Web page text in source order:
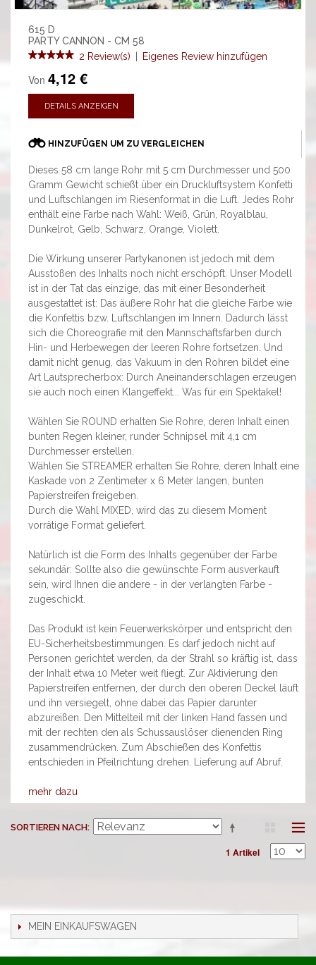
615 D
PARTY CANNON - CM 58
2 Review(s)
Eigenes Review hinzufügen
Von 4,12 €
DETAILS ANZEIGEN
HINZUFÜGEN UM ZU VERGLEICHEN
Dieses 58 cm lange Rohr mit 5 cm Durchmesser und 500
Gramm Gewicht schießt über ein Druckluftsystem Konfetti
und Luftschlangen im Riesenformat in die Luft. Jedes Rohr
enthält eine Farbe nach Wahl: Weiß, Grün, Royalblau,
Dunkelrot, Gelb, Schwarz, Orange, Violett.
Die Wirkung unserer Partykanonen ist jedoch mit dem
Ausstoßen des Inhalts noch nicht erschöpft. Unser Modell
ist in der Tat das einzige, das mit einer Besonderheit
ausgestattet ist: Das äußere Rohr hat die gleiche Farbe wie
die Konfettis bzw. Luftschlangen im Innern. Dadurch lässt
sich die Choreografie mit den Mannschaftsfarben durch
Hin- und Herbewegen der leeren Rohre fortsetzen. Und
damit nicht genug, das Vakuum in den Rohren bildet eine
Art Lautsprecherbox: Durch Aneinanderschlagen erzeugen
sie auch noch einen Klangeffekt... Was für ein Spektakel!
Wählen Sie ROUND erhalten Sie Rohre, deren Inhalt einen
bunten Regen kleiner, runder Schnipsel mit 4,1 cm
Durchmesser erstellen.
Wählen Sie STREAMER erhalten Sie Rohre, deren Inhalt eine
Kaskade von 2 Zentimeter x 6 Meter langen, bunten
Papierstreifen freigeben.
Durch die Wahl MIXED, wird das zu diesem Moment
vorrätige Format geliefert.
Natürlich ist die Form des Inhalts gegenüber der Farbe
sekundär: Sollte also die gewünschte Form ausverkauft
sein, wird Ihnen die andere - in der verlangten Farbe -
zugeschickt.
Das Produkt ist kein Feuerwerkskörper und entspricht den
EU-Sicherheitsbestimmungen. Es darf jedoch nicht auf
Personen gerichtet werden, da der Strahl so kräftig ist, dass
der Inhalt etwa 10 Meter weit fliegt. Zur Aktivierung den
Papierstreifen entfernen, der durch den oberen Deckel läuft
und ihn versiegelt, ohne dabei das Papier darunter
abzureißen. Den Mittelteil mit der linken Hand fassen und
mit der rechten den als Schussauslöser dienenden Ring
zusammendrücken. Zum Abschießen des Konfettis
entschieden in Pfeilrichtung drehen. Lieferung auf Abruf.
mehr dazu
SORTIEREN NACH
1 Artikel
MEIN EINKAUFSWAGEN